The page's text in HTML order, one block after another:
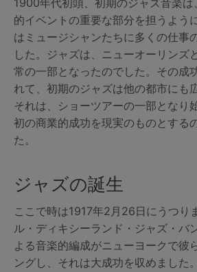
的イベントの重要な部分を担うよう
はミュージシャンたちに多くの仕事
した。ジャズは、ニューオーリンズ
常の一部となったのでした。その成
れて、初期のジャズは他の都市にも
それは、ショーツアーの一部となり
初の商業的成功を現実のものとする
た。
ジャズの誕生
ここで時は1917年2月26日にうつり
ル・ディキシーランド・ジャズ・バ
よる音楽的編成がニューヨークで彼
ングし、それは大成功を収めました